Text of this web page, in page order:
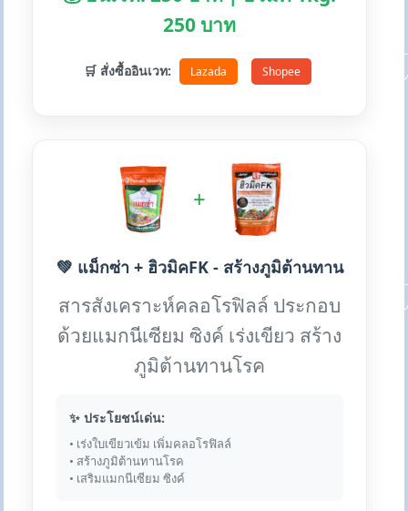
250 บาท
🛒 สั่งซื้ออินเวท: Lazada Shopee
+
💚 แม็กซ่า + ฮิวมิคFK - สร้างภูมิต้านทาน
สารสังเคราะห์คลอโรฟิลล์ ประกอบ
ด้วยแมกนีเซียม ซิงค์ เร่งเขียว สร้าง
ภูมิต้านทานโรค
✨ ประโยชน์เด่น:
• เร่งใบเขียวเข้ม เพิ่มคลอโรฟิลล์
• สร้างภูมิต้านทานโรค
• เสริมแมกนีเซียม ซิงค์